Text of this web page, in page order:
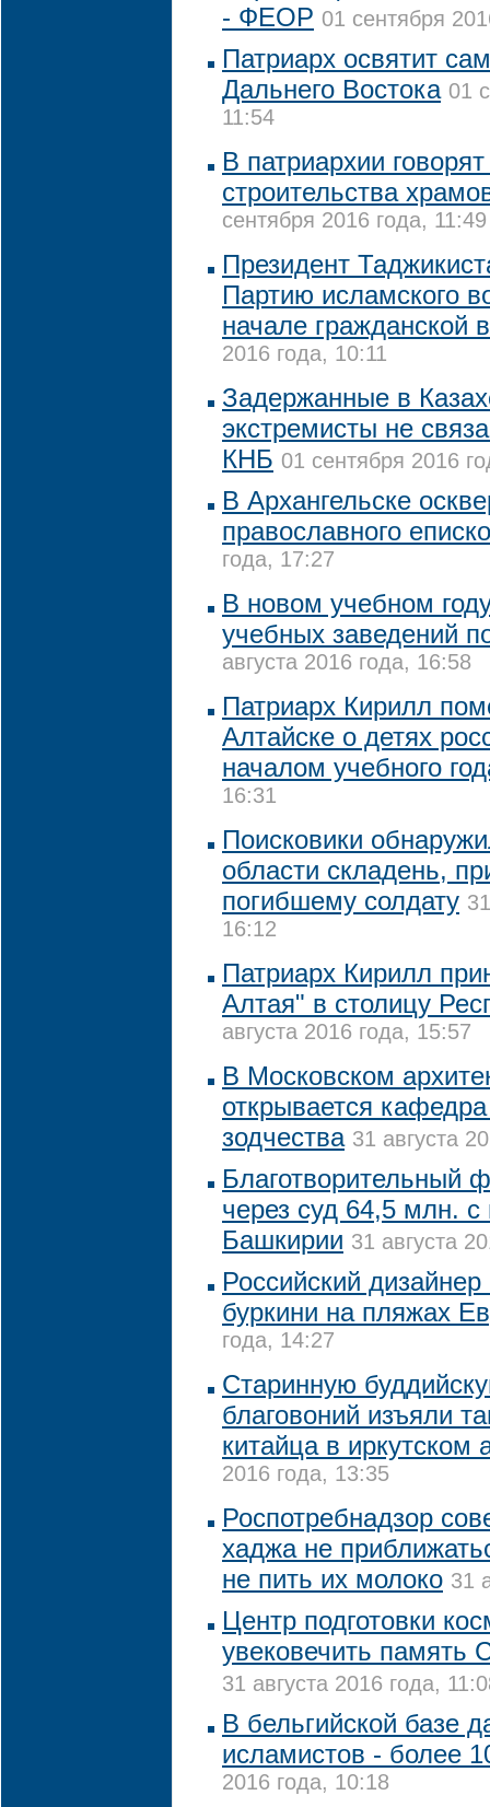
- ФЕОР 01 сентября
Патриарх освятит
Дальнего Востока 01
11:54
В патриархии
строительства
сентября 2016 года, 11:49
Президент
Партию исламского
начале гражданской
2016 года, 10:11
Задержанные в
экстремисты не
КНБ 01 сентября 2016
В Архангельске
православного
года, 17:27
В новом учебном
учебных заведений
августа 2016 года, 16:58
Патриарх Кирилл
Алтайске о детях
началом учебного
16:31
Поисковики
области складень,
погибшему солдату
16:12
Патриарх Кирилл
Алтая" в столицу
августа 2016 года, 15:57
В Московском
открывается
зодчества 31 августа
Благотворительный
через суд 64,5 млн.
Башкирии 31 августа
Российский
буркини на пляжах
года, 14:27
Старинную
благовоний изъяли
китайца в иркутском
2016 года, 13:35
Роспотребнадзор
хаджа не
не пить их молоко 31
Центр подготовки
увековечить память
31 августа 2016 года,
В бельгийской базе
исламистов - более
2016 года, 10:18